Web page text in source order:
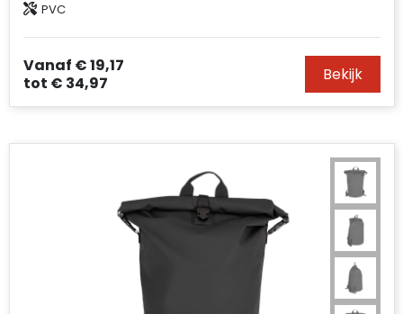
PVC
Vanaf € 19,17
tot € 34,97 Bekijk